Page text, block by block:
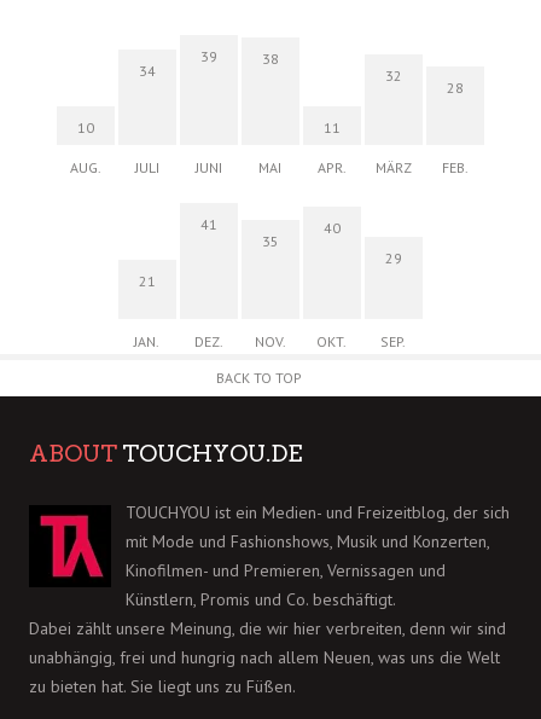
10
AUG.
34
JULI
39
JUNI
38
MAI
11
APR.
32
MÄRZ
28
FEB.
21
JAN.
41
DEZ.
35
NOV.
40
OKT.
29
SEP.
BACK TO TOP
ABOUT TOUCHYOU.DE
TOUCHYOU ist ein Medien- und Freizeitblog, der sich
mit Mode und Fashionshows, Musik und Konzerten,
Kinofilmen- und Premieren, Vernissagen und
Künstlern, Promis und Co. beschäftigt.
Dabei zählt unsere Meinung, die wir hier verbreiten, denn wir sind
unabhängig, frei und hungrig nach allem Neuen, was uns die Welt
zu bieten hat. Sie liegt uns zu Füßen.